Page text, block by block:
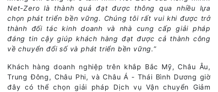
Net-Zero là thành quả đạt được thông qua nhiều lựa
chọn phát triển bền vững. Chúng tôi rất vui khi được trở
thành đối tác kinh doanh và nhà cung cấp giải pháp
đáng tin cậy giúp khách hàng đạt được cả thành công
về chuyển đổi số và phát triển bền vững.”
Khách hàng doanh nghiệp trên khắp Bắc Mỹ, Châu Âu,
Trung Đông, Châu Phi, và Châu Á - Thái Bình Dương giờ
đây có thể chọn giải pháp Dịch vụ Vận chuyển Giảm